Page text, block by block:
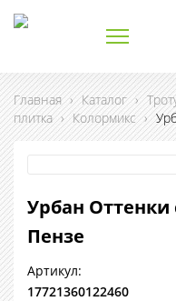
Главная › Каталог ›
плитка › Колормикс ›
Урбан Оттенки
Пензе
Артикул:
17721360122460